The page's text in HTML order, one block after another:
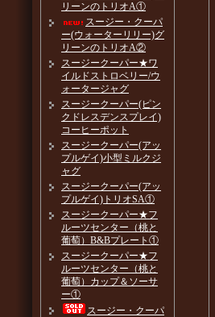
リーンのトリオA①
スージー・クーパ
ー(ウォーターリリー)グ
リーンのトリオA②
スージークーパー★ワ
イルドストロベリー/ウ
ォータージャグ
スージークーパー(ピン
クドレスデンスプレイ)
コーヒーポット
スージークーパー(アッ
プルゲイ)小型ミルクジ
ャグ
スージークーパー(アッ
プルゲイ)トリオSA①
スージークーパー★フ
ルーツセンター（桃と
葡萄）B&Bプレート①
スージークーパー★フ
ルーツセンター（桃と
葡萄）カップ＆ソーサ
ー①
スージー・クーパ